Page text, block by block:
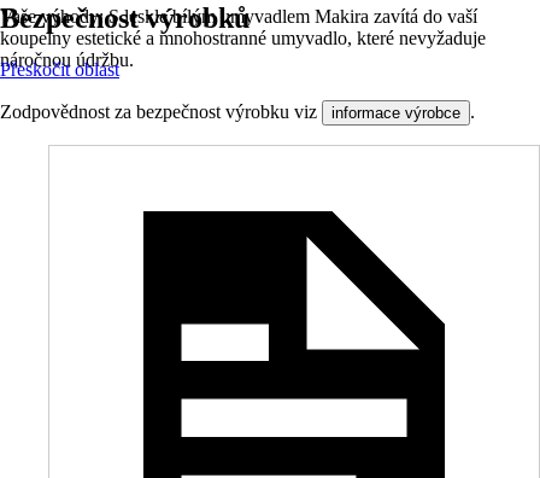
Vaše výhody: S leskle bílým umyvadlem Makira zavítá do vaší
koupelny estetické a mnohostranné umyvadlo, které nevyžaduje
náročnou údržbu.
Bezpečnost výrobků
Přeskočit oblast
Zodpovědnost za bezpečnost výrobku viz informace výrobce .